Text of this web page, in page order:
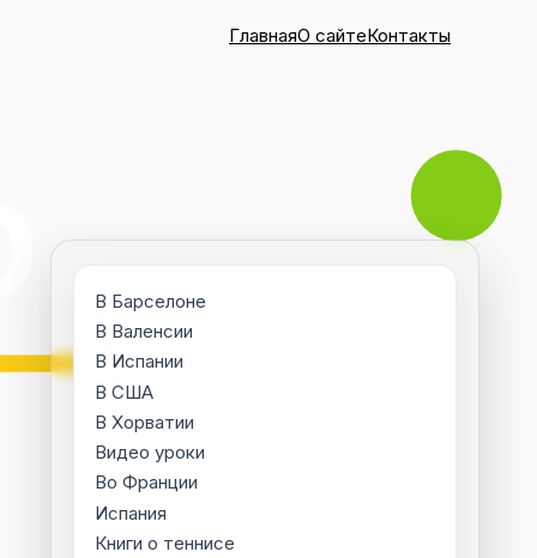
ГлавнаяО сайтеКонтакты
В Барселоне
В Валенсии
В Испании
В США
В Хорватии
Видео уроки
Во Франции
Испания
Книги о теннисе